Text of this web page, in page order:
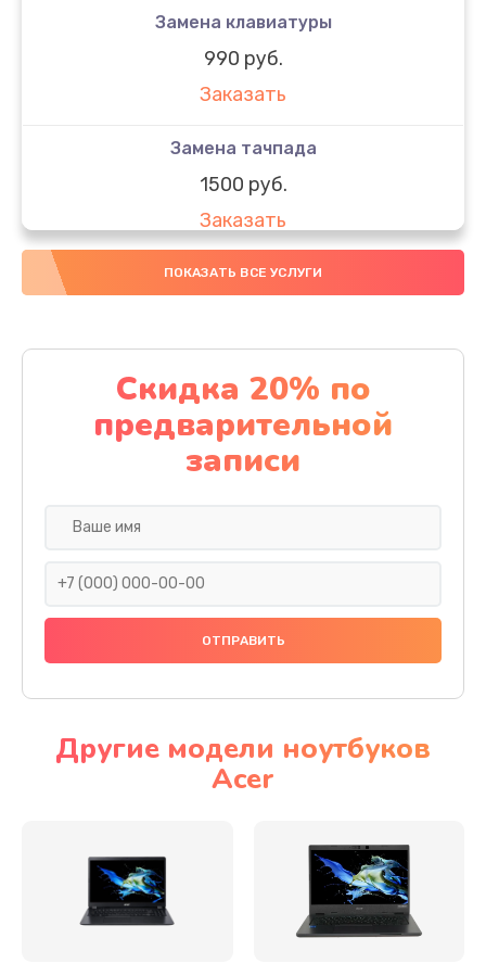
Замена клавиатуры
990 руб.
Заказать
Замена тачпада
1500 руб.
Заказать
Замена южного моста
Заказать
Чистка от пыли
1060 руб.
Заказать
Ремонт подсветки
Настройка BIOS
Замена видеочипа
ПОКАЗАТЬ ВСЕ УСЛУГИ
Скидка 20% по
предварительной
записи
Другие модели ноутбуков
Acer